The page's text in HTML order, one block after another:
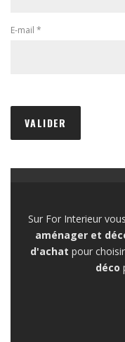
E-mail *
Sur For Interieur
aménager et
d'achat pour
déco